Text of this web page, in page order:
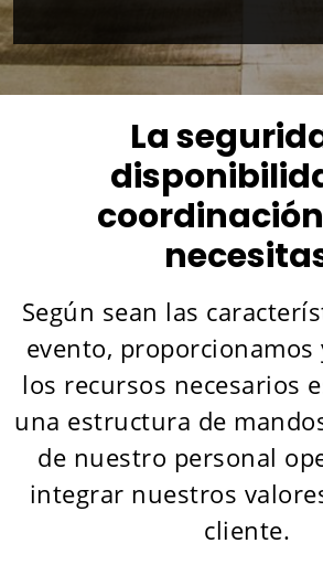
La
Según sean las
evento, proporcionamos
los recursos necesarios
una estructura de
de nuestro personal
integrar nuestros
cliente.